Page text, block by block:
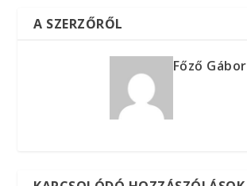
A SZERZŐRŐL
Főző Gábor